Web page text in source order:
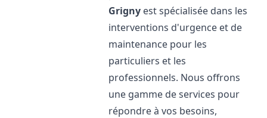
Grigny est spécialisée dans les
interventions d'urgence et de
maintenance pour les
particuliers et les
professionnels. Nous offrons
une gamme de services pour
répondre à vos besoins,